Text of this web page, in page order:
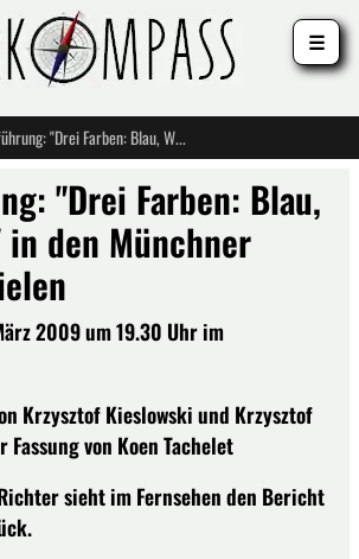
Uraufführung: "Drei Farben: Blau, Weiss, Rot" in den Münchner Kammerspielen
"Drei Farben: Blau,
in den Münchner
2009 um 19.30 Uhr im
Krzysztof Kieslowski und Krzysztof
von Koen Tachelet
sieht im Fernsehen den Bericht
☰